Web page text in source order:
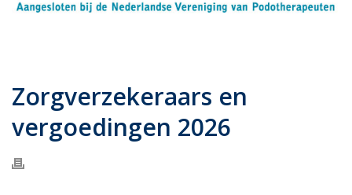
Zorgverzekeraars en
vergoedingen 2026